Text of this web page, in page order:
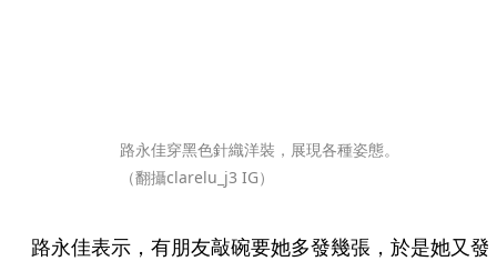
路永佳穿黑色針織洋裝，展現各種姿態。
（翻攝clarelu_j3 IG）
路永佳表示，有朋友敲碗要她多發幾張，於是她又發